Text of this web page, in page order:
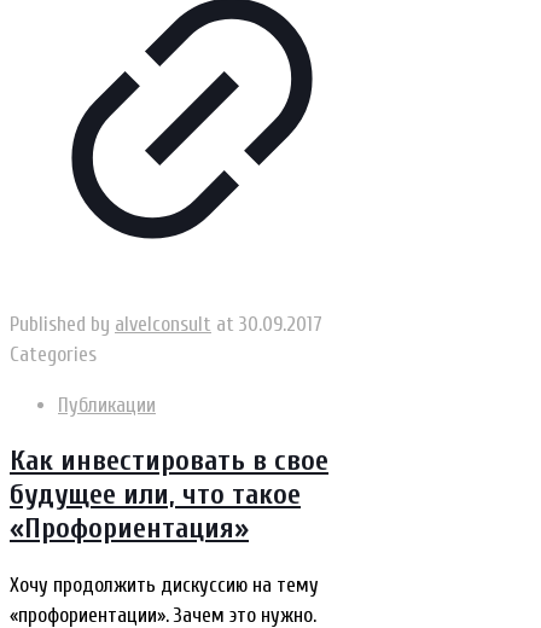
Published by alvelconsult at 30.09.2017
Categories
Публикации
Как инвестировать в свое
будущее или, что такое
«Профориентация»
Хочу продолжить дискуссию на тему
«профориентации». Зачем это нужно.